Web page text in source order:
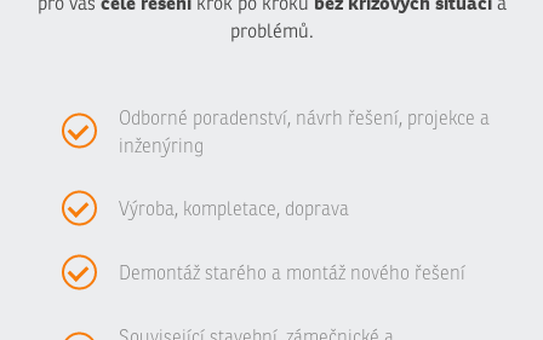
problémů.
Odborné poradenství, návrh řešení, projekce a
inženýring
Výroba, kompletace, doprava
Demontáž starého a montáž nového řešení